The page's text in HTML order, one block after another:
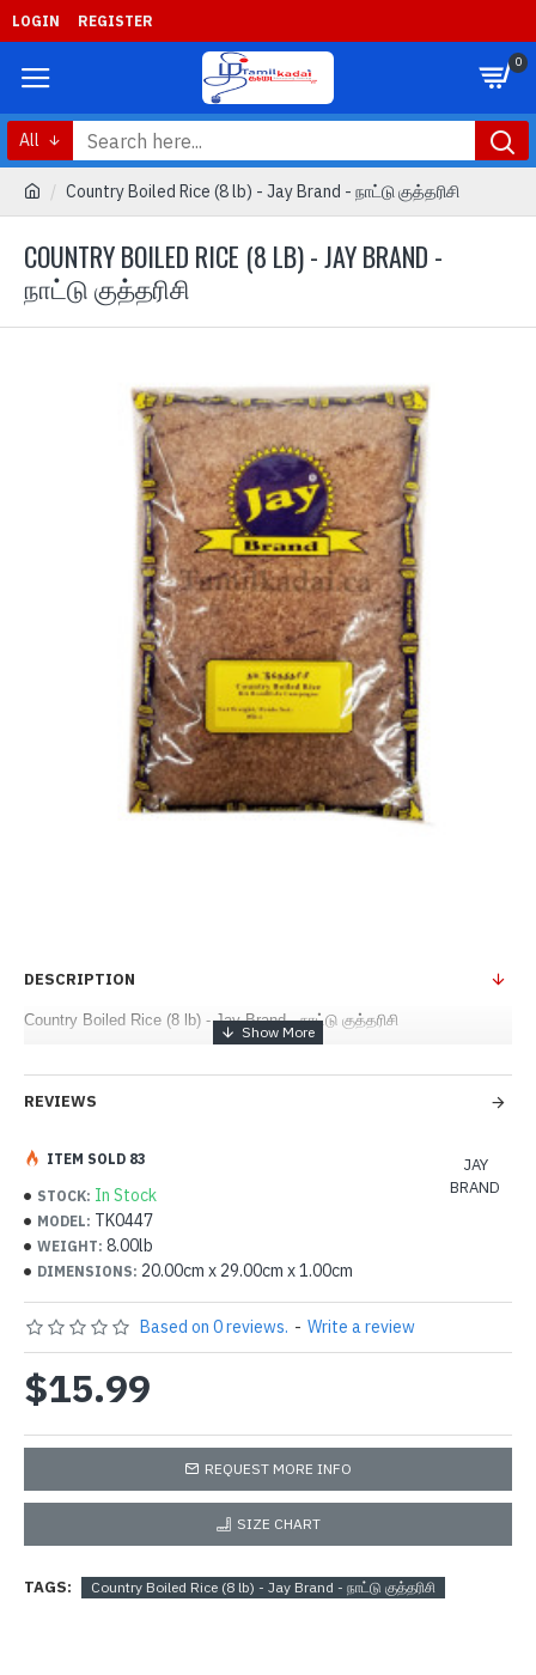
LOGIN REGISTER
0
All
Country Boiled Rice (8 lb) - Jay Brand - நாட்டு குத்தரிசி
COUNTRY BOILED RICE (8 LB) - JAY BRAND -
நாட்டு குத்தரிசி
DESCRIPTION
Country Boiled Rice (8 lb) - Jay Brand - நாட்டு குத்தரிசி
REVIEWS
STOCK: In Stock
MODEL: TK0447
WEIGHT: 8.00lb
DIMENSIONS: 20.00cm x 29.00cm x 1.00cm
JAY
BRAND
ITEM SOLD 83
Based on 0 reviews. - Write a review
$15.99
REQUEST MORE INFO
SIZE CHART
TAGS: Country Boiled Rice (8 lb) - Jay Brand - நாட்டு குத்தரிசி